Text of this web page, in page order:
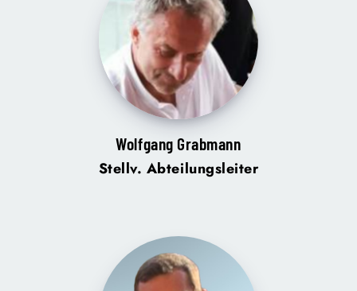
Wolfgang Grabmann
Stellv. Abteilungsleiter